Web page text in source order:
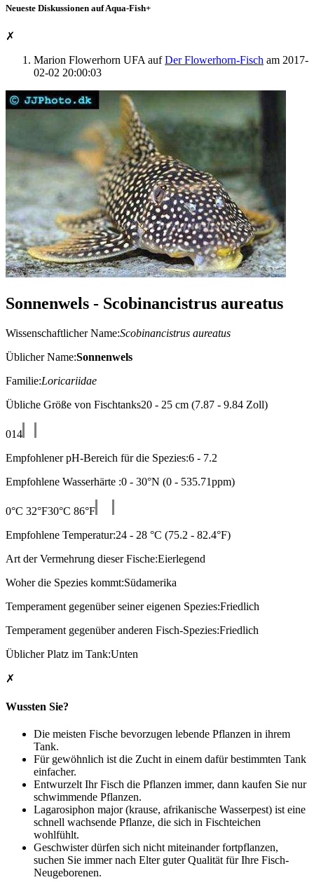
Neueste Diskussionen auf Aqua-Fish+
✗
Marion Flowerhorn UFA aufDer Flowerhorn-Fisch am 2017-
02-02 20:00:03
Sonnenwels - Scobinancistrus aureatus
Wissenschaftlicher Name:Scobinancistrus aureatus
Üblicher Name:Sonnenwels
Familie:Loricariidae
Übliche Größe von Fischtanks20 - 25 cm (7.87 - 9.84 Zoll)
014
Empfohlener pH-Bereich für die Spezies:6 - 7.2
Empfohlene Wasserhärte :0 - 30°N (0 - 535.71ppm)
0°C 32°F30°C 86°F
Empfohlene Temperatur:24 - 28 °C (75.2 - 82.4°F)
Art der Vermehrung dieser Fische:Eierlegend
Woher die Spezies kommt:Südamerika
Temperament gegenüber seiner eigenen Spezies:Friedlich
Temperament gegenüber anderen Fisch-Spezies:Friedlich
Üblicher Platz im Tank:Unten
✗
Wussten Sie?
Die meisten Fische bevorzugen lebende Pflanzen in ihrem
Tank.
Für gewöhnlich ist die Zucht in einem dafür bestimmten Tank
einfacher.
Entwurzelt Ihr Fisch die Pflanzen immer, dann kaufen Sie nur
schwimmende Pflanzen.
Lagarosiphon major (krause, afrikanische Wasserpest) ist eine
schnell wachsende Pflanze, die sich in Fischteichen
wohlfühlt.
Geschwister dürfen sich nicht miteinander fortpflanzen,
suchen Sie immer nach Elter guter Qualität für Ihre Fisch-
Neugeborenen.